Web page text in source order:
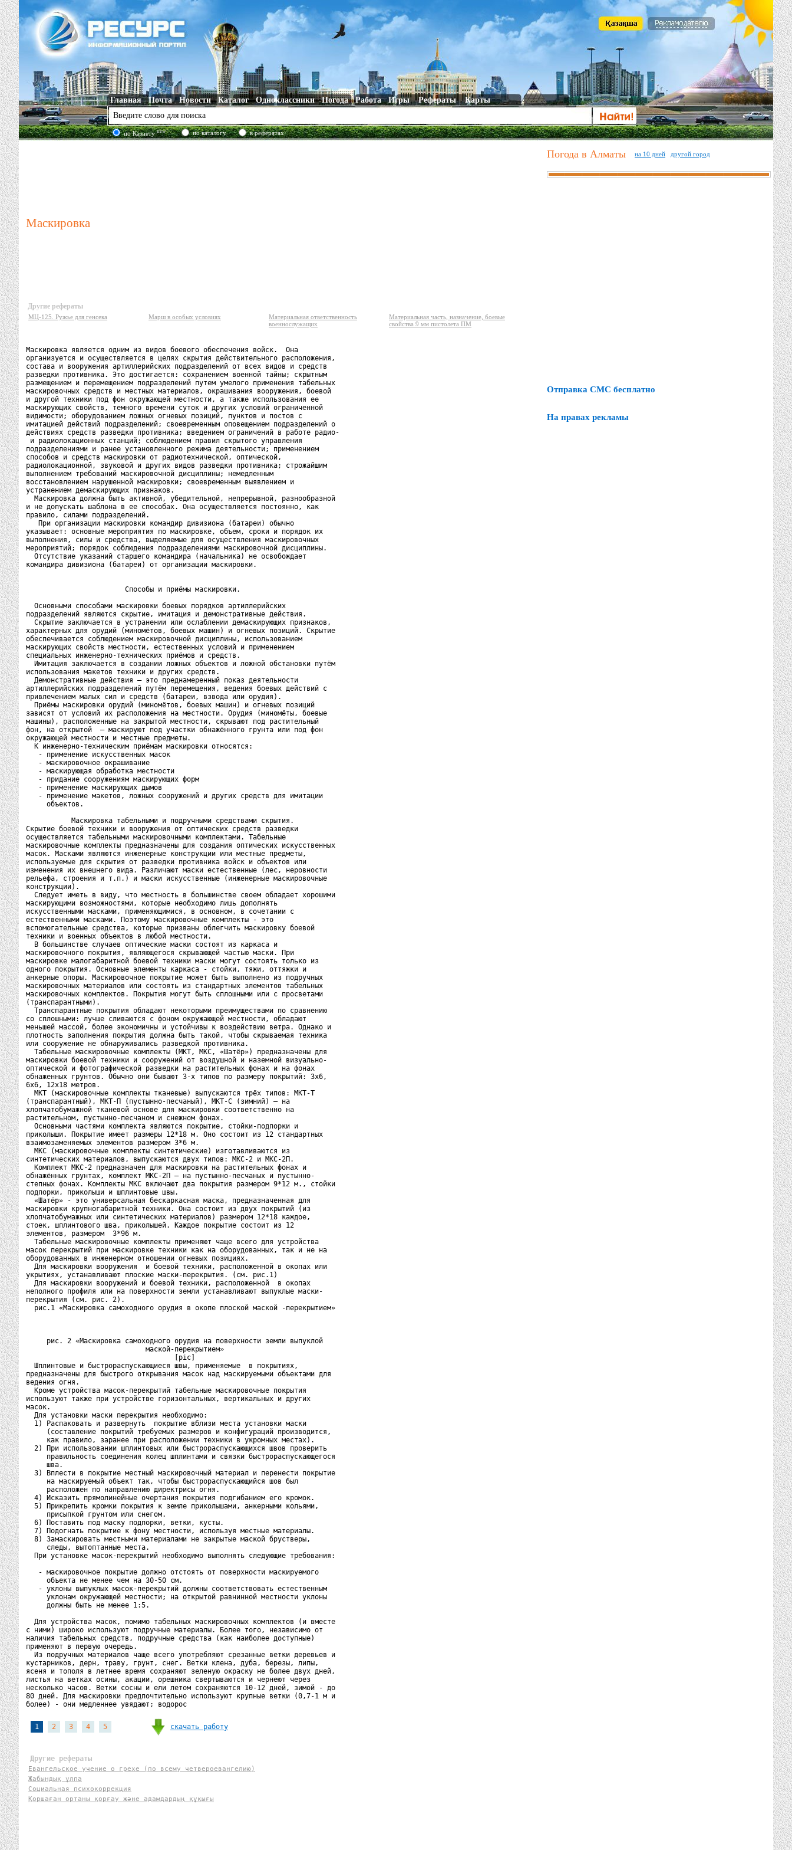
Главная Почта Новости Каталог Одноклассники Погода Работа Игры Рефераты Карты
по Казнетуnew! по каталогу в рефератах
Маскировка
Другие рефераты
МЦ-125. Ружье для генсека Марш в особых условиях
Материальная ответственность
военнослужащих
Материальная часть, назначение, боевые
свойства 9 мм пистолета ПМ
Маскировка является одним из видов боевого обеспечения войск.  Она
организуется и осуществляется в целях скрытия действительного расположения,
состава и вооружения артиллерийских подразделений от всех видов и средств
разведки противника. Это достигается: сохранением военной тайны; скрытным
размещением и перемещением подразделений путем умелого применения табельных
маскировочных средств и местных материалов, окрашивания вооружения, боевой
и другой техники под фон окружающей местности, а также использования ее
маскирующих свойств, темного времени суток и других условий ограниченной
видимости; оборудованием ложных огневых позиций, пунктов и постов с
имитацией действий подразделений; своевременным оповещением подразделений о
действиях средств разведки противника; введением ограничений в работе радио-
и радиолокационных станций; соблюдением правил скрытого управления
подразделениями и ранее установленного режима деятельности; применением
способов и средств маскировки от радиотехнической, оптической,
радиолокационной, звуковой и других видов разведки противника; строжайшим
выполнением требований маскировочной дисциплины; немедленным
восстановлением нарушенной маскировки; своевременным выявлением и
устранением демаскирующих признаков.
  Маскировка должна быть активной, убедительной, непрерывной, разнообразной
и не допускать шаблона в ее способах. Она осуществляется постоянно, как
правило, силами подразделений.
   При организации маскировки командир дивизиона (батареи) обычно
указывает: основные мероприятия по маскировке, объем, сроки и порядок их
выполнения, силы и средства, выделяемые для осуществления маскировочных
мероприятий; порядок соблюдения подразделениями маскировочной дисциплины.
  Отсутствие указаний старшего командира (начальника) не освобождает
командира дивизиона (батареи) от организации маскировки.
                        Способы и приёмы маскировки.
  Основными способами маскировки боевых порядков артиллерийских
подразделений являются скрытие, имитация и демонстративные действия.
  Скрытие заключается в устранении или ослаблении демаскирующих признаков,
характерных для орудий (миномётов, боевых машин) и огневых позиций. Скрытие
обеспечивается соблюдением маскировочной дисциплины, использованием
маскирующих свойств местности, естественных условий и применением
специальных инженерно-технических приёмов и средств.
  Имитация заключается в создании ложных объектов и ложной обстановки путём
использования макетов техники и других средств.
  Демонстративные действия – это преднамеренный показ деятельности
артиллерийских подразделений путём перемещения, ведения боевых действий с
привлечением малых сил и средств (батареи, взвода или орудия).
  Приёмы маскировки орудий (миномётов, боевых машин) и огневых позиций
зависят от условий их расположения на местности. Орудия (миномёты, боевые
машины), расположенные на закрытой местности, скрывают под растительный
фон, на открытой  – маскируют под участки обнажённого грунта или под фон
окружающей местности и местные предметы.
  К инженерно-техническим приёмам маскировки относятся:
   - применение искусственных масок
   - маскировочное окрашивание
   - маскирующая обработка местности
   - придание сооружениям маскирующих форм
   - применение маскирующих дымов
   - применение макетов, ложных сооружений и других средств для имитации
     объектов.
           Маскировка табельными и подручными средствами скрытия.
Скрытие боевой техники и вооружения от оптических средств разведки
осуществляется табельными маскировочными комплектами. Табельные
маскировочные комплекты предназначены для создания оптических искусственных
масок. Масками являются инженерные конструкции или местные предметы,
используемые для скрытия от разведки противника войск и объектов или
изменения их внешнего вида. Различают маски естественные (лес, неровности
рельефа, строения и т.п.) и маски искусственные (инженерные маскировочные
конструкции).
  Следует иметь в виду, что местность в большинстве своем обладает хорошими
маскирующими возможностями, которые необходимо лишь дополнять
искусственными масками, применяющимися, в основном, в сочетании с
естественными масками. Поэтому маскировочные комплекты - это
вспомогательные средства, которые призваны облегчить маскировку боевой
техники и военных объектов в любой местности.
  В большинстве случаев оптические маски состоят из каркаса и
маскировочного покрытия, являющегося скрывающей частью маски. При
маскировке малогабаритной боевой техники маски могут состоять только из
одного покрытия. Основные элементы каркаса - стойки, тяжи, оттяжки и
анкерные опоры. Маскировочное покрытие может быть выполнено из подручных
маскировочных материалов или состоять из стандартных элементов табельных
маскировочных комплектов. Покрытия могут быть сплошными или с просветами
(транспарантными).
  Транспарантные покрытия обладают некоторыми преимуществами по сравнению
со сплошными: лучше сливаются с фоном окружающей местности, обладают
меньшей массой, более экономичны и устойчивы к воздействию ветра. Однако и
плотность заполнения покрытия должна быть такой, чтобы скрываемая техника
или сооружение не обнаруживались разведкой противника.
  Табельные маскировочные комплекты (МКТ, МКС, «Шатёр») предназначены для
маскировки боевой техники и сооружений от воздушной и наземной визуально-
оптической и фотографической разведки на растительных фонах и на фонах
обнаженных грунтов. Обычно они бывают 3-х типов по размеру покрытий: 3х6,
6х6, 12х18 метров.
  МКТ (маскировочные комплекты тканевые) выпускаются трёх типов: МКТ-Т
(транспарантный), МКТ-П (пустынно-песчаный), МКТ-С (зимний) – на
хлопчатобумажной тканевой основе для маскировки соответственно на
растительном, пустынно-песчаном и снежном фонах.
  Основными частями комплекта являются покрытие, стойки-подпорки и
приколыши. Покрытие имеет размеры 12*18 м. Оно состоит из 12 стандартных
взаимозаменяемых элементов размером 3*6 м.
  МКС (маскировочные комплекты синтетические) изготавливаются из
синтетических материалов, выпускаются двух типов: МКС-2 и МКС-2П.
  Комплект МКС-2 предназначен для маскировки на растительных фонах и
обнажённых грунтах, комплект МКС-2П – на пустынно-песчаных и пустынно-
степных фонах. Комплекты МКС включают два покрытия размером 9*12 м., стойки
подпорки, приколыши и шплинтовые швы.
  «Шатёр» - это универсальная бескаркасная маска, предназначенная для
маскировки крупногабаритной техники. Она состоит из двух покрытий (из
хлопчатобумажных или синтетических материалов) размером 12*18 каждое,
стоек, шплинтового шва, приколышей. Каждое покрытие состоит из 12
элементов, размером  3*96 м.
  Табельные маскировочные комплекты применяют чаще всего для устройства
масок перекрытий при маскировке техники как на оборудованных, так и не на
оборудованных в инженерном отношении огневых позициях.
  Для маскировки вооружения  и боевой техники, расположенной в окопах или
укрытиях, устанавливают плоские маски-перекрытия. (см. рис.1)
  Для маскировки вооружений и боевой техники, расположенной  в окопах
неполного профиля или на поверхности земли устанавливают выпуклые маски-
перекрытия (см. рис. 2).
  рис.1 «Маскировка самоходного орудия в окопе плоской маской -перекрытием»
     рис. 2 «Маскировка самоходного орудия на поверхности земли выпуклой
                             маской-перекрытием»
                                    [pic]
  Шплинтовые и быстрораспускающиеся швы, применяемые  в покрытиях,
предназначены для быстрого открывания масок над маскируемыми объектами для
ведения огня.
  Кроме устройства масок-перекрытий табельные маскировочные покрытия
используют также при устройстве горизонтальных, вертикальных и других
масок.
  Для установки маски перекрытия необходимо:
  1) Распаковать и развернуть  покрытие вблизи места установки маски
     (составление покрытий требуемых размеров и конфигураций производится,
     как правило, заранее при расположении техники в укромных местах).
  2) При использовании шплинтовых или быстрораспускающихся швов проверить
     правильность соединения колец шплинтами и связки быстрораспускающегося
     шва.
  3) Вплести в покрытие местный маскировочный материал и перенести покрытие
     на маскируемый объект так, чтобы быстрораспускающийся шов был
     расположен по направлению директрисы огня.
  4) Исказить прямолинейные очертания покрытия подгибанием его кромок.
  5) Прикрепить кромки покрытия к земле приколышами, анкерными кольями,
     присыпкой грунтом или снегом.
  6) Поставить под маску подпорки, ветки, кусты.
  7) Подогнать покрытие к фону местности, используя местные материалы.
  8) Замаскировать местными материалами не закрытые маской брустверы,
     следы, вытоптанные места.
  При установке масок-перекрытий необходимо выполнять следующие требования:
   - маскировочное покрытие должно отстоять от поверхности маскируемого
     объекта не менее чем на 30-50 см.
   - уклоны выпуклых масок-перекрытий должны соответствовать естественным
     уклонам окружающей местности; на открытой равнинной местности уклоны
     должны быть не менее 1:5.
  Для устройства масок, помимо табельных маскировочных комплектов (и вместе
с ними) широко используют подручные материалы. Более того, независимо от
наличия табельных средств, подручные средства (как наиболее доступные)
применяют в первую очередь.
  Из подручных материалов чаще всего употребляют срезанные ветки деревьев и
кустарников, дерн, траву, грунт, снег. Ветки клена, дуба, березы, липы,
ясеня и тополя в летнее время сохраняют зеленую окраску не более двух дней,
листья на ветках осины, акации, орешника свертываются и чернеют через
несколько часов. Ветки сосны и ели летом сохраняются 10-12 дней, зимой - до
80 дней. Для маскировки предпочтительно используют крупные ветки (0,7-1 м и
более) - они медленнее увядают; водорос
1 2 3 4 5 скачать работу
Другие рефераты
Евангельское учение о грехе (по всему четвероевангелию)
Жабындық ұлпа
Социальная психокоррекция
Қоршаған ортаны қорғау және адамдардың құқығы
Погода в Алматы на 10 дней другой город
Отправка СМС бесплатно
На правах рекламы